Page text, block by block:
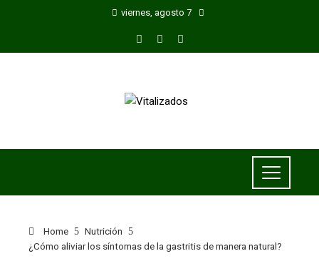
viernes, agosto 7
Home
Nutrición
¿Cómo aliviar los síntomas de la gastritis de manera natural?